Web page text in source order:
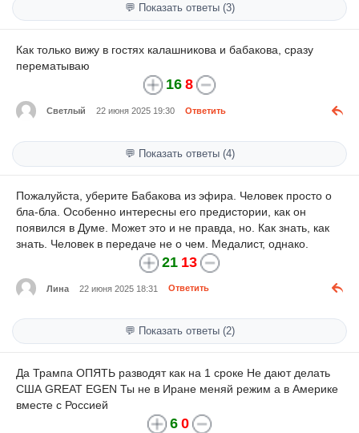
💬 Показать ответы (3)
Как только вижу в гостях калашникова и бабакова, сразу
перематываю
16 8
Светлый 22 июня 2025 19:30 Ответить
💬 Показать ответы (4)
Пожалуйста, уберите Бабакова из эфира. Человек просто о
бла-бла. Особенно интересны его предистории, как он
появился в Думе. Может это и не правда, но. Как знать, как
знать. Человек в передаче не о чем. Медалист, однако.
21 13
Лина 22 июня 2025 18:31 Ответить
💬 Показать ответы (2)
Да Трампа ОПЯТЬ разводят как на 1 сроке Не дают делать
США GREAT EGEN Ты не в Иране меняй режим а в Америке
вместе с Россией
6 0